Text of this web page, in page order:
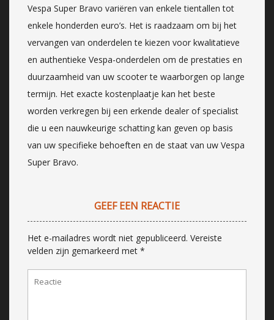
Vespa Super Bravo variëren van enkele tientallen tot
enkele honderden euro’s. Het is raadzaam om bij het
vervangen van onderdelen te kiezen voor kwalitatieve
en authentieke Vespa-onderdelen om de prestaties en
duurzaamheid van uw scooter te waarborgen op lange
termijn. Het exacte kostenplaatje kan het beste
worden verkregen bij een erkende dealer of specialist
die u een nauwkeurige schatting kan geven op basis
van uw specifieke behoeften en de staat van uw Vespa
Super Bravo.
GEEF EEN REACTIE
Het e-mailadres wordt niet gepubliceerd. Vereiste
velden zijn gemarkeerd met *